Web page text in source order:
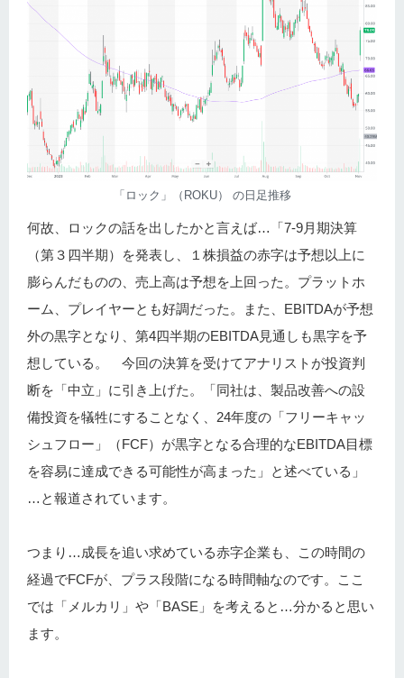
「ロック」（ROKU） の日足推移
何故、ロックの話を出したかと言えば…「7‐9月期決算
（第３四半期）を発表し、１株損益の赤字は予想以上に
膨らんだものの、売上高は予想を上回った。プラットホ
ーム、プレイヤーとも好調だった。また、EBITDAが予想
外の黒字となり、第4四半期のEBITDA見通しも黒字を予
想している。 今回の決算を受けてアナリストが投資判
断を「中立」に引き上げた。「同社は、製品改善への設
備投資を犠牲にすることなく、24年度の「フリーキャッ
シュフロー」（FCF）が黒字となる合理的なEBITDA目標
を容易に達成できる可能性が高まった」と述べている」
…と報道されています。
つまり…成長を追い求めている赤字企業も、この時間の
経過でFCFが、プラス段階になる時間軸なのです。ここ
では「メルカリ」や「BASE」を考えると…分かると思い
ます。